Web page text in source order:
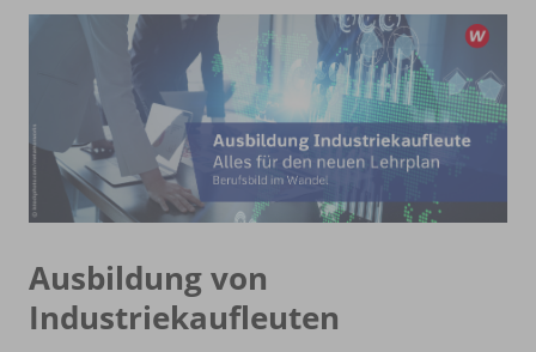
Ausbildung von
Industriekaufleuten